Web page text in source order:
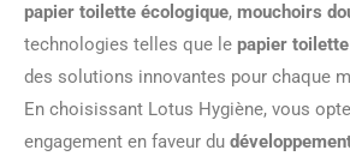
papier toilette écologique, mouchoirs
technologies telles que le papier
des solutions innovantes pour chaque
En choisissant Lotus Hygiène, vous
engagement en faveur du